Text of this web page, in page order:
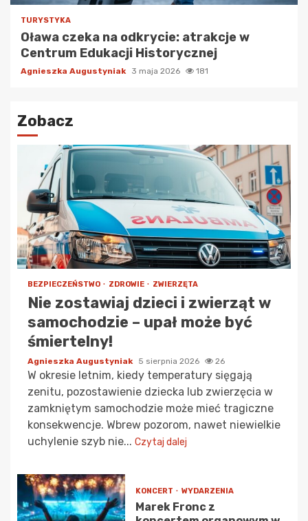
TURYSTYKA
Oława czeka na odkrycie: atrakcje w
Centrum Edukacji Historycznej
Agnieszka Augustyniak 3 maja 2026 181
Zobacz
BEZPIECZEŃSTWO ZDROWIE ZWIERZĘTA
Nie zostawiaj dzieci i zwierząt w
samochodzie – upał może być
śmiertelny!
Agnieszka Augustyniak 5 sierpnia 2026 26
W okresie letnim, kiedy temperatury sięgają
zenitu, pozostawienie dziecka lub zwierzęcia w
zamkniętym samochodzie może mieć tragiczne
konsekwencje. Wbrew pozorom, nawet niewielkie
uchylenie szyb nie... Czytaj dalej
KONCERT WYDARZENIA
Marek Fronc z